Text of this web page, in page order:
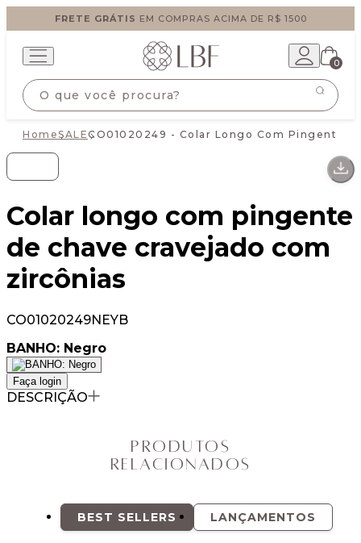
FRETE GRÁTIS EM COMPRAS ACIMA DE R$ 1500
0
HomeSALECO01020249 - Colar Longo Com Pingente
Colar longo com pingente
de chave cravejado com
zircônias
CO01020249NEYB
BANHO: Negro
Faça login
DESCRIÇÃO
Produtos
Relacionados
BEST SELLERS LANÇAMENTOS